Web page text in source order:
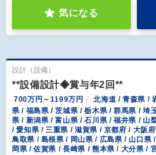
気になる
設計（設備）
**設備設計◆賞与年2回**
700万円～1199万円
北海道 / 青森県 /
県 / 福島県 / 茨城県 / 栃木県 / 群馬県 / 埼
県 / 新潟県 / 富山県 / 石川県 / 福井県 / 山
/ 愛知県 / 三重県 / 滋賀県 / 京都府 / 大阪
鳥取県 / 島根県 / 岡山県 / 広島県 / 山口県
岡県 / 佐賀県 / 長崎県 / 熊本県 / 大分県 /